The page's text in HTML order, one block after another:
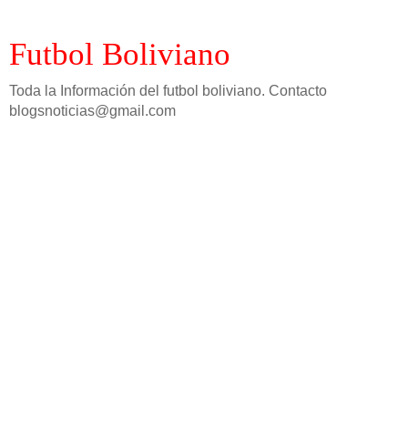
Futbol Boliviano
Toda la Información del futbol boliviano. Contacto
blogsnoticias@gmail.com